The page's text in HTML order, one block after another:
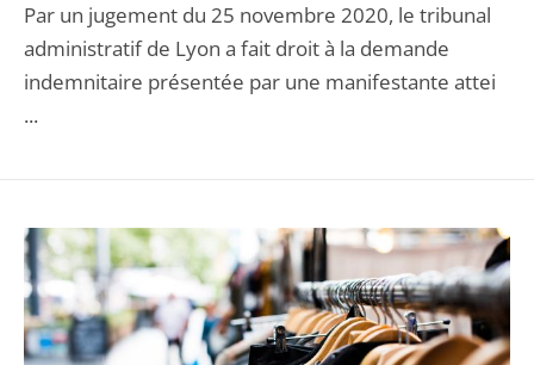
Par un jugement du 25 novembre 2020, le tribunal
administratif de Lyon a fait droit à la demande
indemnitaire présentée par une manifestante attei
...